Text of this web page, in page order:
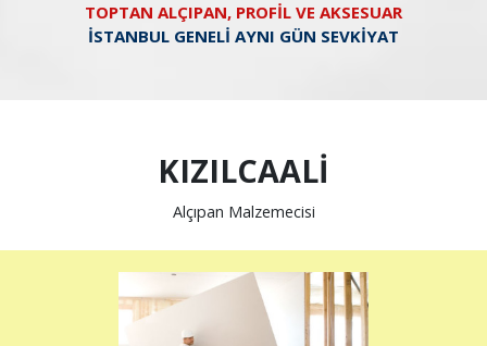
TOPTAN ALÇIPAN, PROFİL VE AKSESUAR
İSTANBUL GENELİ AYNI GÜN SEVKİYAT
KIZILCAALİ
Alçıpan Malzemecisi